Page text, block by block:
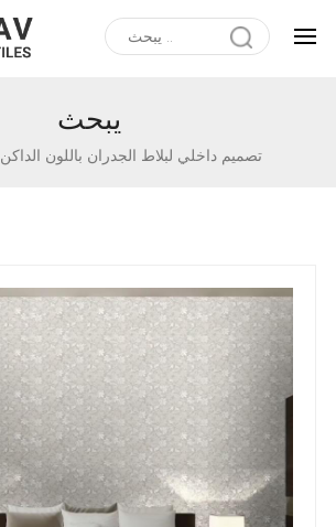
يبحث
تصميم داخلي لبلاط الجدران باللون الداكن